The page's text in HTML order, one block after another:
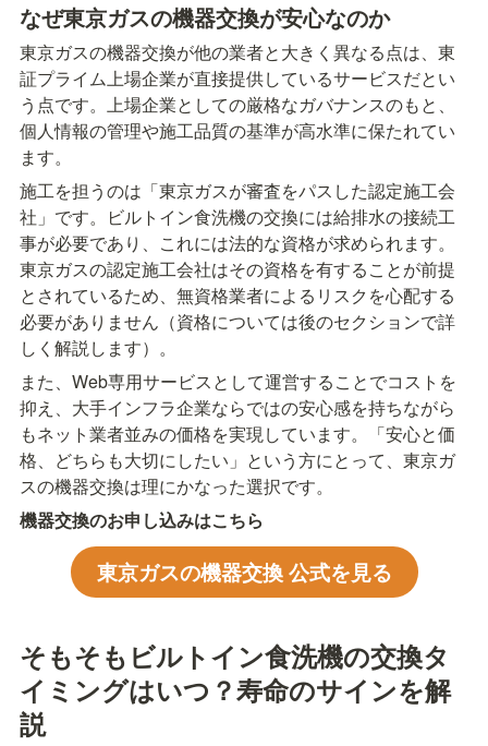
なぜ東京ガスの機器交換が安心なのか
東京ガスの機器交換が他の業者と大きく異なる点は、東
証プライム上場企業が直接提供しているサービスだとい
う点です。上場企業としての厳格なガバナンスのもと、
個人情報の管理や施工品質の基準が高水準に保たれてい
ます。
施工を担うのは「東京ガスが審査をパスした認定施工会
社」です。ビルトイン食洗機の交換には給排水の接続工
事が必要であり、これには法的な資格が求められます。
東京ガスの認定施工会社はその資格を有することが前提
とされているため、無資格業者によるリスクを心配する
必要がありません（資格については後のセクションで詳
しく解説します）。
また、Web専用サービスとして運営することでコストを
抑え、大手インフラ企業ならではの安心感を持ちながら
もネット業者並みの価格を実現しています。「安心と価
格、どちらも大切にしたい」という方にとって、東京ガ
スの機器交換は理にかなった選択です。
機器交換のお申し込みはこちら
東京ガスの機器交換 公式を見る
そもそもビルトイン食洗機の交換タ
イミングはいつ？寿命のサインを解
説